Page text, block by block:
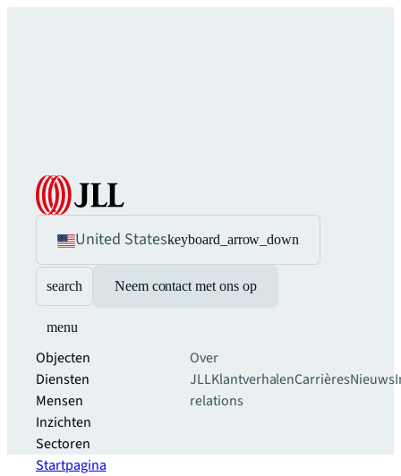
United Stateskeyboard_arrow_down
search Neem contact met ons op
menu
Objecten
Diensten
Mensen
Inzichten
Sectoren
Over
JLLKlantverhalenCarrièresNieuws
relations
Startpagina